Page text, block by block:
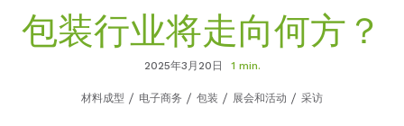
包装行业将走向何方？
2025年3月20日 1 min.
材料成型 电子商务 包装 展会和活动 采访